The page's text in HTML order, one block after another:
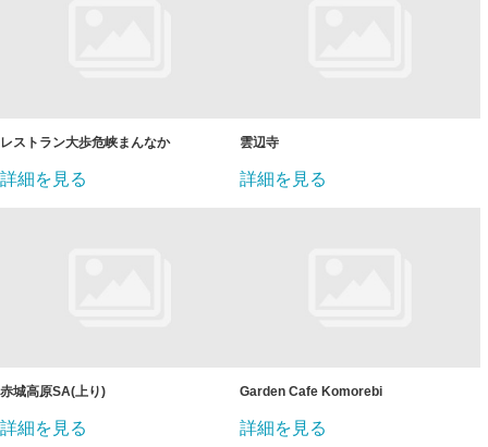
レストラン大歩危峡まんなか
詳細を見る
雲辺寺
詳細を見る
赤城高原SA(上り)
詳細を見る
Garden Cafe Komorebi
詳細を見る